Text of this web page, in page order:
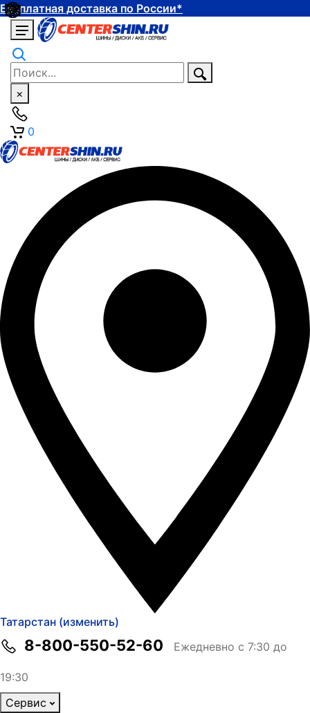
Бесплатная доставка по России*
×
0
Татарстан (изменить)
8-800-550-52-60 Ежедневно с 7:30 до
19:30
Сервис